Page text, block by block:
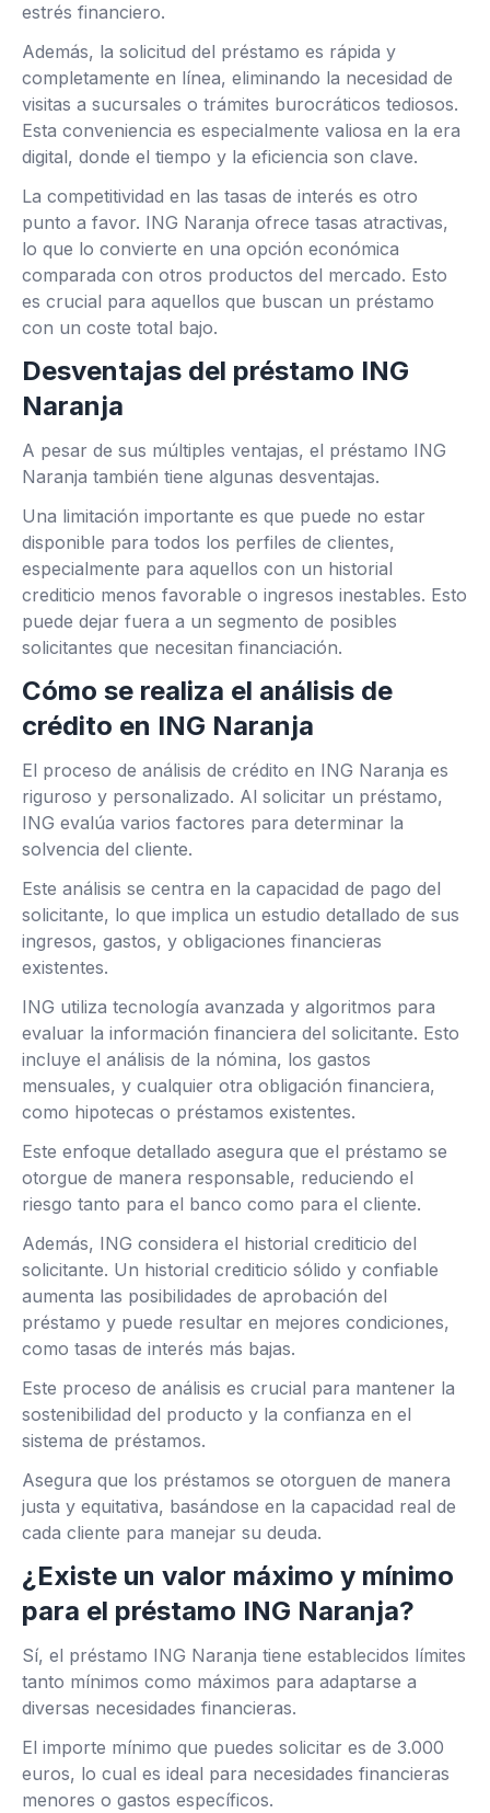
estrés financiero.
Además, la solicitud del préstamo es rápida y
completamente en línea, eliminando la necesidad de
visitas a sucursales o trámites burocráticos tediosos.
Esta conveniencia es especialmente valiosa en la era
digital, donde el tiempo y la eficiencia son clave.
La competitividad en las tasas de interés es otro
punto a favor. ING Naranja ofrece tasas atractivas,
lo que lo convierte en una opción económica
comparada con otros productos del mercado. Esto
es crucial para aquellos que buscan un préstamo
con un coste total bajo.
Desventajas del préstamo ING
Naranja
A pesar de sus múltiples ventajas, el préstamo ING
Naranja también tiene algunas desventajas.
Una limitación importante es que puede no estar
disponible para todos los perfiles de clientes,
especialmente para aquellos con un historial
crediticio menos favorable o ingresos inestables. Esto
puede dejar fuera a un segmento de posibles
solicitantes que necesitan financiación.
Cómo se realiza el análisis de
crédito en ING Naranja
El proceso de análisis de crédito en ING Naranja es
riguroso y personalizado. Al solicitar un préstamo,
ING evalúa varios factores para determinar la
solvencia del cliente.
Este análisis se centra en la capacidad de pago del
solicitante, lo que implica un estudio detallado de sus
ingresos, gastos, y obligaciones financieras
existentes.
ING utiliza tecnología avanzada y algoritmos para
evaluar la información financiera del solicitante. Esto
incluye el análisis de la nómina, los gastos
mensuales, y cualquier otra obligación financiera,
como hipotecas o préstamos existentes.
Este enfoque detallado asegura que el préstamo se
otorgue de manera responsable, reduciendo el
riesgo tanto para el banco como para el cliente.
Además, ING considera el historial crediticio del
solicitante. Un historial crediticio sólido y confiable
aumenta las posibilidades de aprobación del
préstamo y puede resultar en mejores condiciones,
como tasas de interés más bajas.
Este proceso de análisis es crucial para mantener la
sostenibilidad del producto y la confianza en el
sistema de préstamos.
Asegura que los préstamos se otorguen de manera
justa y equitativa, basándose en la capacidad real de
cada cliente para manejar su deuda.
¿Existe un valor máximo y mínimo
para el préstamo ING Naranja?
Sí, el préstamo ING Naranja tiene establecidos límites
tanto mínimos como máximos para adaptarse a
diversas necesidades financieras.
El importe mínimo que puedes solicitar es de 3.000
euros, lo cual es ideal para necesidades financieras
menores o gastos específicos.